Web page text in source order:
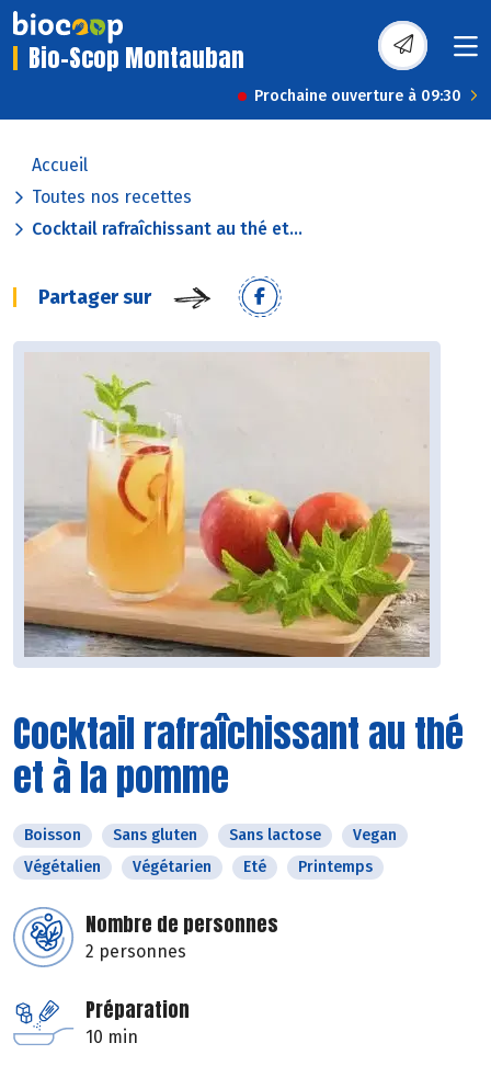
Bio-Scop Montauban
Prochaine ouverture à 09:30
Accueil
Toutes nos recettes
Cocktail rafraîchissant au thé et...
Partager sur
Cocktail rafraîchissant au thé
et à la pomme
Boisson Sans gluten Sans lactose
Vegan
Végétalien
Végétarien Eté Printemps
Nombre de personnes
2 personnes
Préparation
10 min